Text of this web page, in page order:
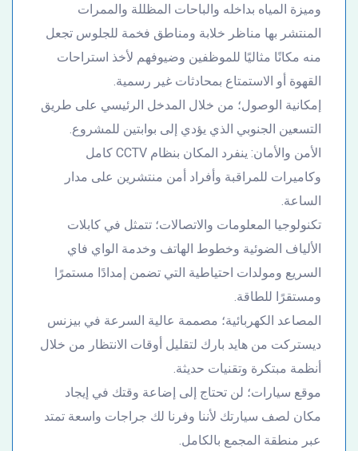
وميزة المياه بداخله والباحات المظللة والممرات
المنتشر بها مناظر خلابة ومناطق فخمة للجلوس تجعل
منه مكانًا مثاليًا للموظفين وضيوفهم لأخذ استراحات
القهوة أو الاستمتاع بمحادثات غير رسمية.
إمكانية الوصول؛ من خلال المدخل الرئيسي على طريق
التسعين الجنوبي الذي يؤدي إلى بوابتين للمشروع.
الأمن والأمان: ينفرد المكان بنظام CCTV كامل
وكاميرات للمراقبة وأفراد أمن منتشرين على مدار
الساعة.
تكنولوجيا المعلومات والاتصالات؛ تتمثل في كابلات
الألياف الضوئية وخطوط الهاتف وخدمة الواي فاي
السريع ومولدات احتياطية التي تضمن إمدادًا مستمرًا
ومستقرًا للطاقة.
المصاعد الكهربائية؛ مصممة عالية السرعة في بيزنس
ديستركت من هايد بارك لتقليل أوقات الانتظار من خلال
أنظمة مبتكرة وتقنيات حديثة.
موقع سيارات؛ لن تحتاج إلى إضاعة وقتك في إيجاد
مكان لصف سيارتك لأننا وفرنا لك جراجات واسعة تمتد
عبر منطقة المجمع بالكامل.